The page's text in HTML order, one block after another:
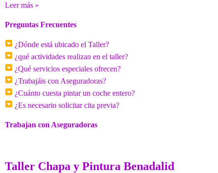
Leer más »
Preguntas Frecuentes
¿Dónde está ubicado el Taller?
¿qué actividades realizan en el taller?
¿Qué servicios especiales ofrecen?
¿Trabajáis con Aseguradoras?
¿Cuánto cuesta pintar un coche entero?
¿Es necesario solicitar cita previa?
Trabajan con Aseguradoras
Taller Chapa y Pintura Benadalid